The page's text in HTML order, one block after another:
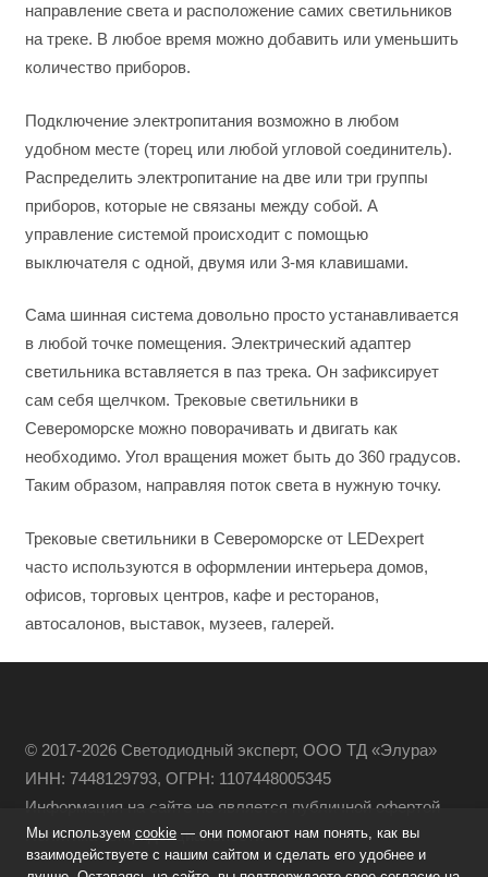
направление света и расположение самих светильников
на треке. В любое время можно добавить или уменьшить
количество приборов.
Подключение электропитания возможно в любом
удобном месте (торец или любой угловой соединитель).
Распределить электропитание на две или три группы
приборов, которые не связаны между собой. А
управление системой происходит с помощью
выключателя с одной, двумя или 3-мя клавишами.
Сама шинная система довольно просто устанавливается
в любой точке помещения. Электрический адаптер
светильника вставляется в паз трека. Он зафиксирует
сам себя щелчком. Трековые светильники в
Североморске можно поворачивать и двигать как
необходимо. Угол вращения может быть до 360 градусов.
Таким образом, направляя поток света в нужную точку.
Трековые светильники в Североморске от LEDexpert
часто используются в оформлении интерьера домов,
офисов, торговых центров, кафе и ресторанов,
автосалонов, выставок, музеев, галерей.
© 2017-2026 Светодиодный эксперт, ООО ТД «Элура»
ИНН: 7448129793, ОГРН: 1107448005345
Информация на сайте не является публичной офертой
Политика конфиденциальности
Мы используем cookie — они помогают нам понять, как вы
взаимодействуете с нашим сайтом и сделать его удобнее и